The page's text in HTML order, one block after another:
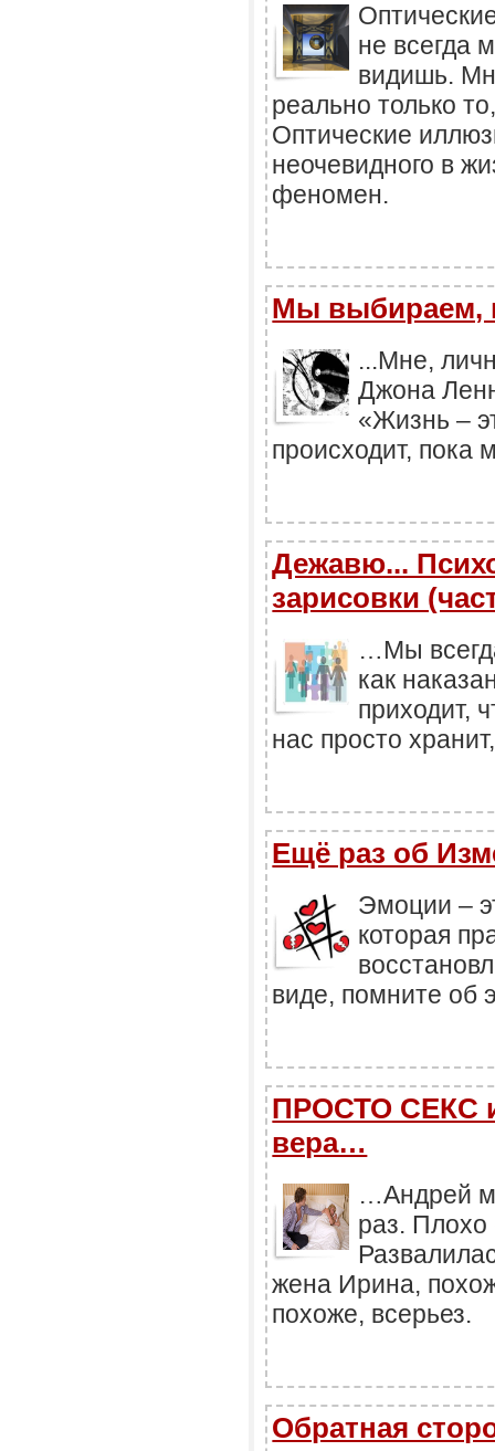
не всегда
видишь.
реально только
Оптические
неочевидного в
феномен.
Мы выбираем,
...Мне,
Джона
«Жизнь –
происходит,
Дежавю...
зарисовки
…Мы
как
приходит,
нас просто
Ещё раз об
Эмоции –
которая
виде, помните об
ПРОСТО СЕКС
вера…
…Андрей
раз. Плохо
жена Ирина,
похоже, всерьез.
Обратная